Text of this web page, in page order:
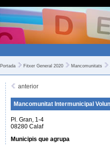
Portada Fitxer General 2020 Mancomunitats
anterior
Mancomunitat Intermunicipal
Pl. Gran, 1-4
08280 Calaf
Municipis que agrupa